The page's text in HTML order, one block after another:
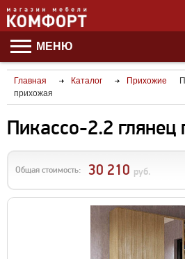
МЕНЮ
Главная Каталог Прихожие
прихожая
Пикассо-2.2
Общая стоимость: 30 210 руб.